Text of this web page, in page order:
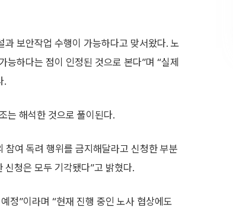
보안작업 수행이 가능하다고 맞서왔다. 노
하다는 점이 인정된 것으로 본다”며 “실제
.
는 해석한 것으로 풀이된다.
여 독려 행위를 금지해달라고 신청한 부분
청은 모두 기각됐다”고 밝혔다.
정”이라며 “현재 진행 중인 노사 협상에도